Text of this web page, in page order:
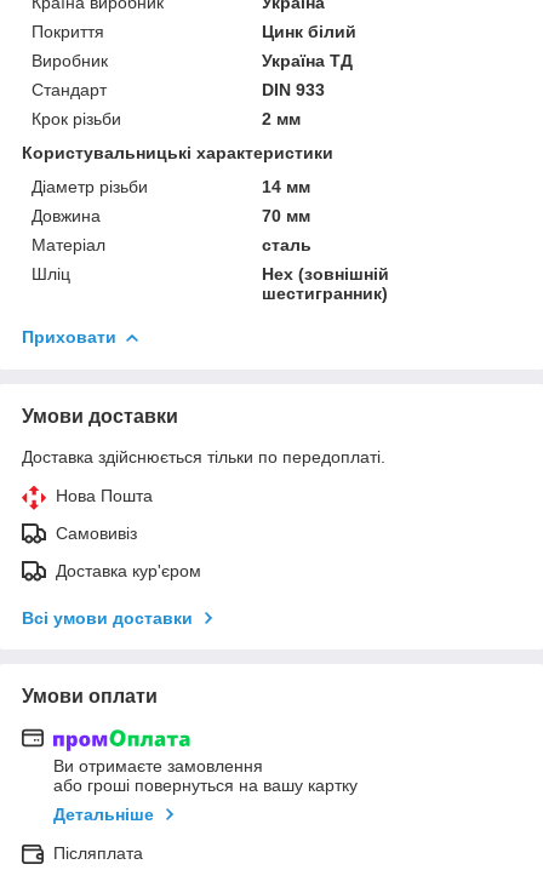
Покриття
Цинк білий
Виробник
Україна ТД
Стандарт
DIN 933
Крок різьби
2 мм
Користувальницькі характеристики
Діаметр різьби
14 мм
Довжина
70 мм
Матеріал
сталь
Шліц
Hex (зовнішній
шестигранник)
Приховати
Умови доставки
Доставка здійснюється тільки по передоплаті.
Нова Пошта
Самовивіз
Доставка кур'єром
Всі умови доставки
Умови оплати
Ви отримаєте замовлення
або гроші повернуться на вашу картку
Детальніше
Післяплата